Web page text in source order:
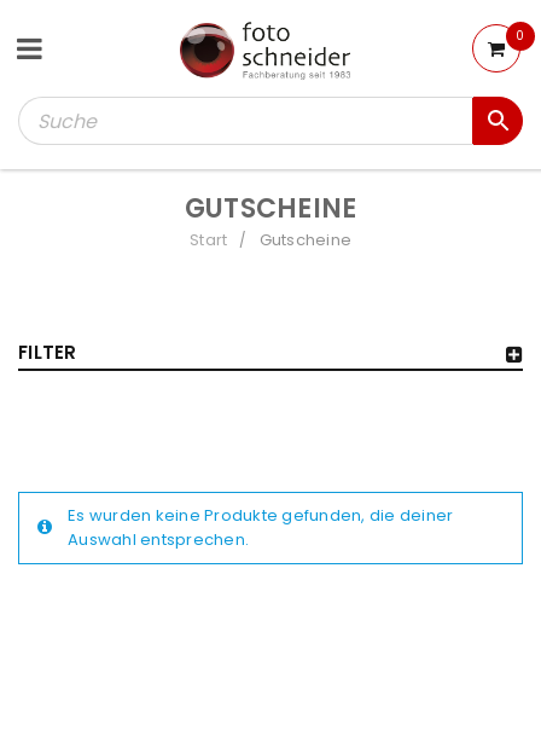
0
GUTSCHEINE
Start / Gutscheine
FILTER
Es wurden keine Produkte gefunden, die deiner
Auswahl entsprechen.